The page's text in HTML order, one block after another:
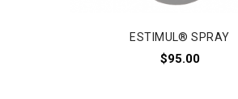
ESTIMUL® SPRAY
$95.00